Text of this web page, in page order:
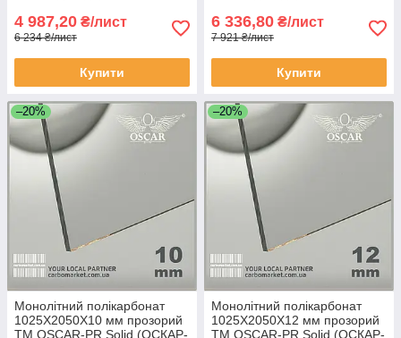
4 987,20 ₴/лист
6 234 ₴/лист
Купити
6 336,80 ₴/лист
7 921 ₴/лист
Купити
–20%
Монолітний полікарбонат
1025Х2050Х10 мм прозорий
TM OSCAR-PR Solid (ОСКАР-
–20%
Монолітний полікарбонат
1025Х2050Х12 мм прозорий
TM OSCAR-PR Solid (ОСКАР-